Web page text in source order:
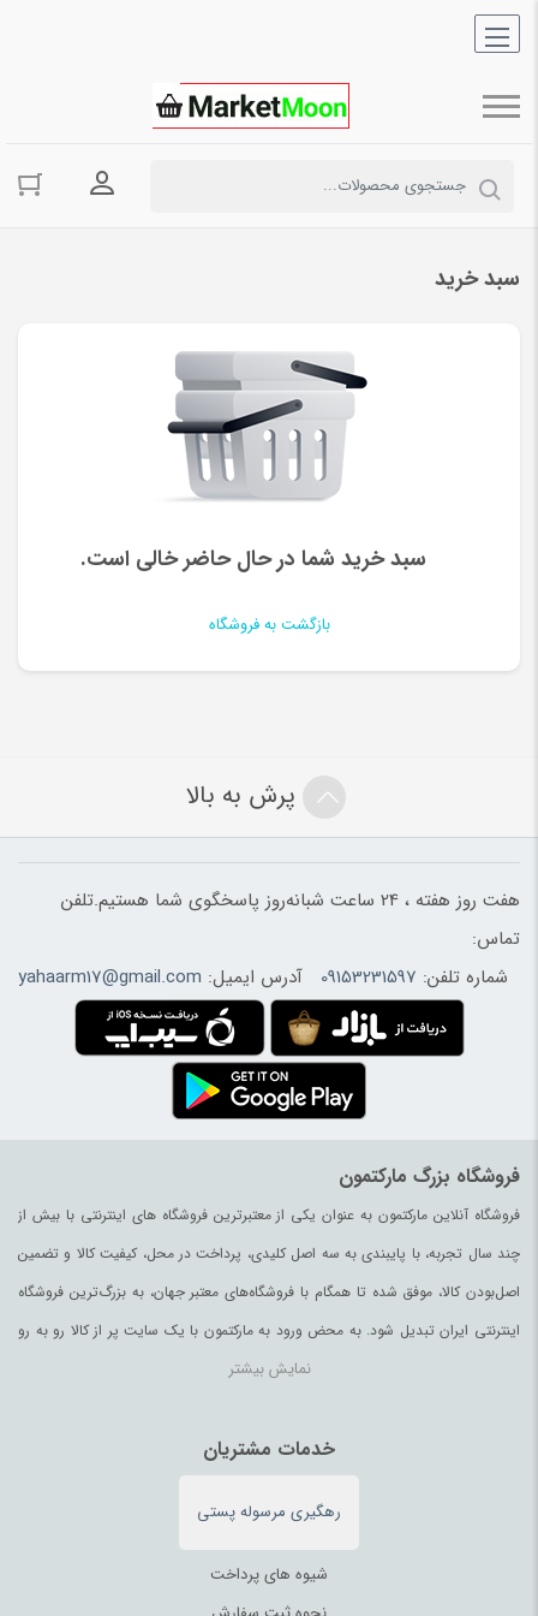
ورود به
سبد خرید
سبد خرید شما در حال حاضر خالی است.
بازگشت به فروشگاه
پرش به بالا
هفت روز هفته ، 24 ساعت شبانه‌روز پاسخگوی شما هستیم.تلفن
تماس:
شماره تلفن: 09153231597 آدرس ایمیل: yahaarm17@gmail.com
فروشگاه بزرگ مارکتمون
فروشگاه آنلاین مارکتمون به عنوان یکی از معتبرترین فروشگاه های اینترنتی با بیش از
چند سال تجربه، با پایبندی به سه اصل کلیدی، پرداخت در محل، کیفیت کالا و تضمین
اصل‌بودن کالا، موفق شده تا همگام با فروشگاه‌های معتبر جهان، به بزرگ‌ترین فروشگاه
اینترنتی ایران تبدیل شود. به محض ورود به مارکتمون با یک سایت پر از کالا رو به رو
می‌شوید. هر آنچه که نیاز دارید و به ذهن شما خطور می‌کند در اینجا پیدا خواهید کرد.
نمایش بیشتر
خدمات مشتریان
رهگیری مرسوله پستی
شیوه های پرداخت